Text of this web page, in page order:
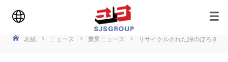
表紙 > ニュース > 業界ニュース > リサイクルされた綿のぼろき